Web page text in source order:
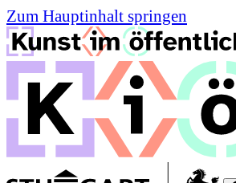
Zum Hauptinhalt springen